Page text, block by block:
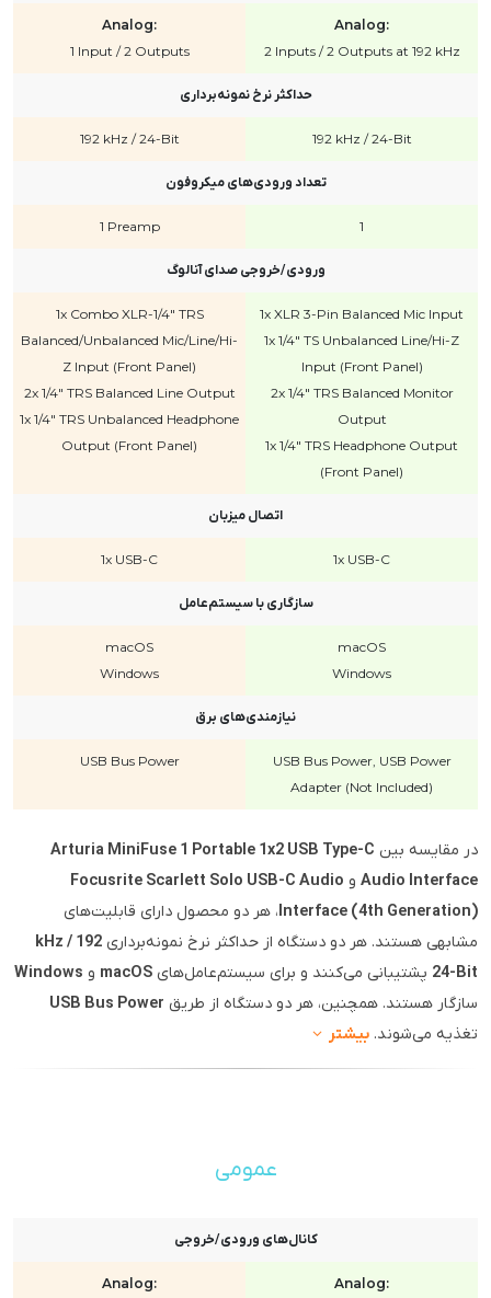
Analog:
2 Inputs / 2 Outputs at 192 kHz
Analog:
1 Input / 2 Outputs
حداکثر نرخ نمونه‌برداری
192 kHz / 24-Bit
192 kHz / 24-Bit
تعداد ورودی‌های میکروفون
1
1 Preamp
ورودی/خروجی صدای آنالوگ
1x XLR 3-Pin Balanced Mic Input
1x 1/4" TS Unbalanced Line/Hi-Z
Input (Front Panel)
2x 1/4" TRS Balanced Monitor
Output
1x 1/4" TRS Headphone Output
(Front Panel)
1x Combo XLR-1/4" TRS
Balanced/Unbalanced Mic/Line/Hi-
Z Input (Front Panel)
2x 1/4" TRS Balanced Line Output
1x 1/4" TRS Unbalanced Headphone
Output (Front Panel)
اتصال میزبان
1x USB-C
1x USB-C
سازگاری با سیستم‌عامل
macOS
Windows
macOS
Windows
نیازمندی‌های برق
USB Bus Power, USB Power
Adapter (Not Included)
USB Bus Power
در مقایسه بین Arturia MiniFuse 1 Portable 1x2 USB Type-C
Audio Interface و Focusrite Scarlett Solo USB-C Audio
Interface (4th Generation)، هر دو محصول دارای قابلیت‌های
مشابهی هستند. هر دو دستگاه از حداکثر نرخ نمونه‌برداری
192 kHz /
24-Bit پشتیبانی می‌کنند و برای سیستم‌عامل‌های macOS و Windows
سازگار هستند. همچنین، هر دو دستگاه از طریق USB Bus Power
تغذیه می‌شوند. بیشتر
عمومی
کانال‌های ورودی/خروجی
Analog:
Analog: